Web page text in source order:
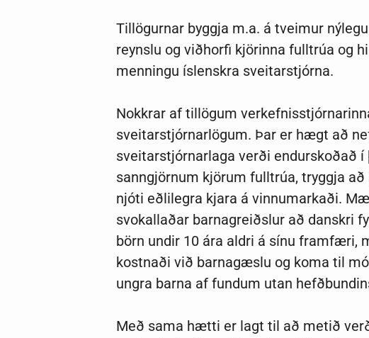
Tillögurnar byggja m.a. á tveimur
reynslu og viðhorfi kjörinna fulltrúa og
menningu íslenskra sveitarstjórna.
Nokkrar af tillögum
sveitarstjórnarlögum. Þar er hægt að
sveitarstjórnarlaga verði endurskoðað
sanngjörnum kjörum fulltrúa, tryggja
njóti eðlilegra kjara á vinnumarkaði.
svokallaðar barnagreiðslur að danskri
börn undir 10 ára aldri á sínu framfæri,
kostnaði við barnagæslu og koma til
ungra barna af fundum utan
Með sama hætti er lagt til að metið